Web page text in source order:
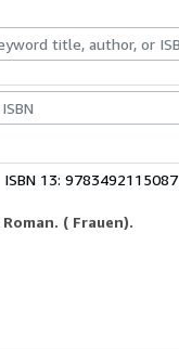
& Collectables
ISBN 13: 9783492115087
( Frauen).